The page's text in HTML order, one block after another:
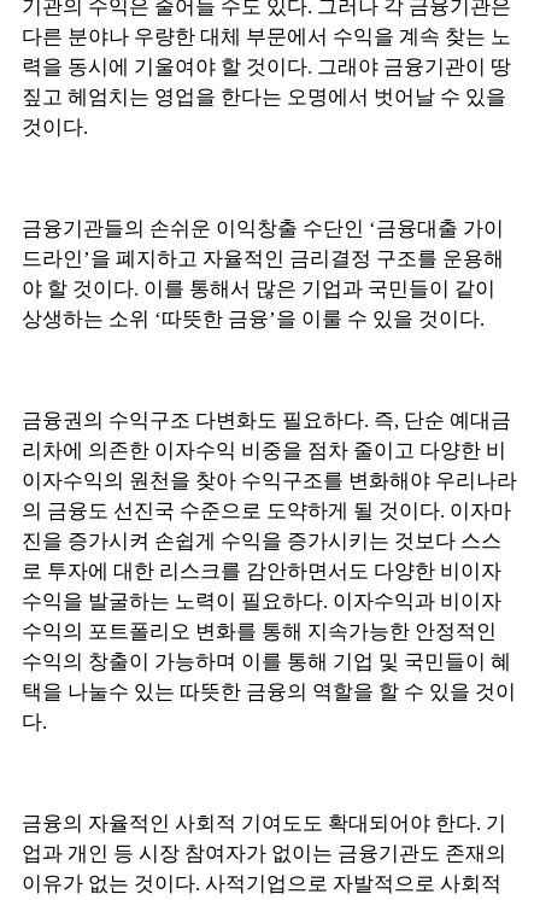
기관의 수익은 줄어들 수도 있다. 그러나 각 금융기관은
다른 분야나 우량한 대체 부문에서 수익을 계속 찾는 노
력을 동시에 기울여야 할 것이다. 그래야 금융기관이 땅
짚고 헤엄치는 영업을 한다는 오명에서 벗어날 수 있을
것이다.
금융기관들의 손쉬운 이익창출 수단인 ‘금융대출 가이
드라인’을 폐지하고 자율적인 금리결정 구조를 운용해
야 할 것이다. 이를 통해서 많은 기업과 국민들이 같이
상생하는 소위 ‘따뜻한 금융’을 이룰 수 있을 것이다.
금융권의 수익구조 다변화도 필요하다. 즉, 단순 예대금
리차에 의존한 이자수익 비중을 점차 줄이고 다양한 비
이자수익의 원천을 찾아 수익구조를 변화해야 우리나라
의 금융도 선진국 수준으로 도약하게 될 것이다. 이자마
진을 증가시켜 손쉽게 수익을 증가시키는 것보다 스스
로 투자에 대한 리스크를 감안하면서도 다양한 비이자
수익을 발굴하는 노력이 필요하다. 이자수익과 비이자
수익의 포트폴리오 변화를 통해 지속가능한 안정적인
수익의 창출이 가능하며 이를 통해 기업 및 국민들이 혜
택을 나눌수 있는 따뜻한 금융의 역할을 할 수 있을 것이
다.
금융의 자율적인 사회적 기여도도 확대되어야 한다. 기
업과 개인 등 시장 참여자가 없이는 금융기관도 존재의
이유가 없는 것이다. 사적기업으로 자발적으로 사회적